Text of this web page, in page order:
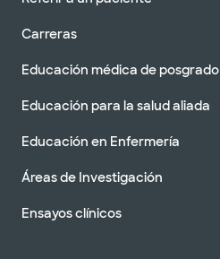
Carreras
Educación médica de posgrado
Educación para la salud aliada
Educación en Enfermería
Áreas de Investigación
Ensayos clínicos